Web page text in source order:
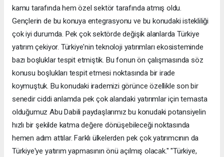
kamu tarafında hem özel sektör tarafında atmış oldu.
Gençlerin de bu konuya entegrasyonu ve bu konudaki istekliliği
çok iyi durumda. Pek çok sektörde değişik alanlarda Türkiye
yatırım çekiyor. Türkiye'nin teknoloji yatırımları ekosisteminde
bazı boşluklar tespit etmiştik. Bu fonun ön çalışmasında söz
konusu boşlukları tespit etmesi noktasında bir irade
koymuştuk. Bu konudaki irademizi görünce özellikle son bir
senedir ciddi anlamda pek çok alandaki yatırımlar için temasta
olduğumuz Abu Dabili paydaşlarımız bu konudaki potansiyelin
hızlı bir şekilde katma değere dönüşebileceği noktasında
hemen adım attılar. Farklı ülkelerden pek çok yatırımcının da
Türkiye'ye yatırım yapmasının önü açılmış olacak." "Türkiye,